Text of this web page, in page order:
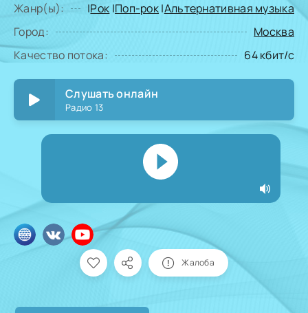
Жанр(ы):
|Рок |Поп-рок|Альтернативная музыка
Город:
Москва
Качество потока:
64 кбит/с
Слушать онлайн
Радио 13
Жалоба